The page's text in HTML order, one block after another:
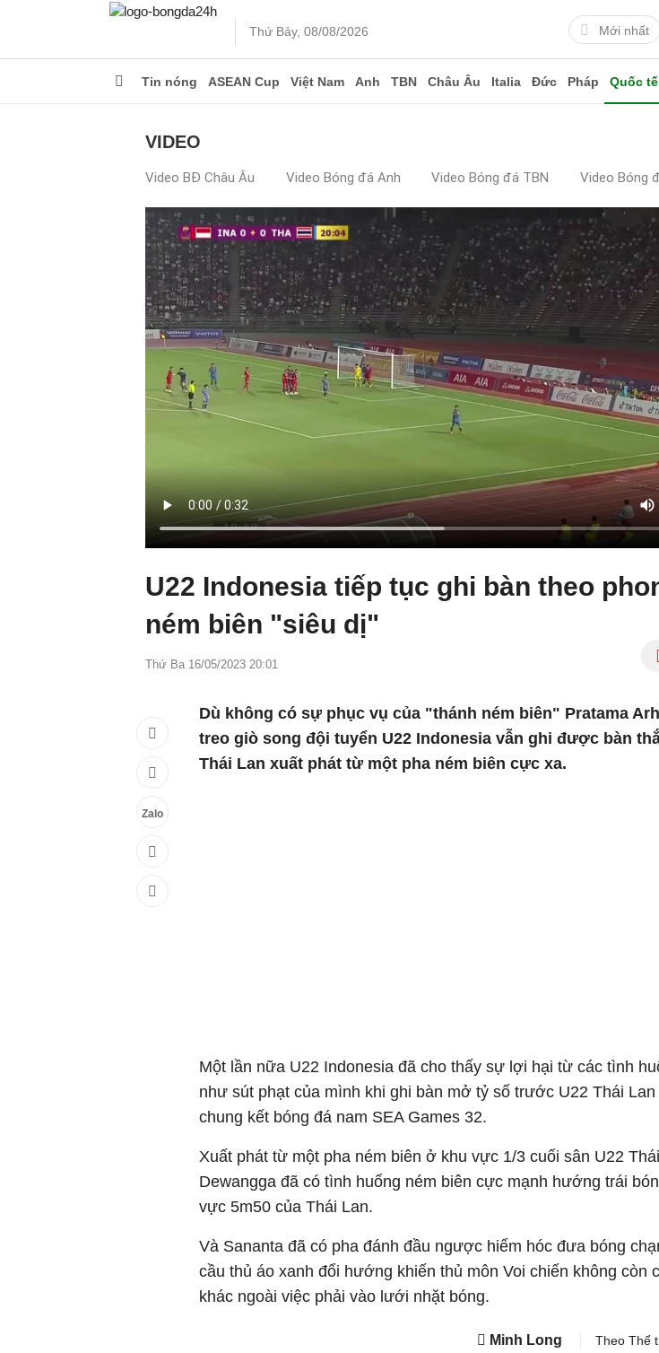
Thứ Bảy, 08/08/2026 Mới nhất
Tin nóng ASEAN Cup Việt Nam Anh TBN Châu Âu Italia Đức Pháp Quốc tế
VIDEO
Video BĐ Châu Âu Video Bóng đá Anh Video Bóng đá TBN Video Bóng
U22 Indonesia tiếp tục ghi bàn theo
ném biên "siêu dị"
Thứ Ba 16/05/2023 20:01
Zalo
Dù không có sự phục vụ của "thánh ném biên" Pratama
treo giò song đội tuyển U22 Indonesia vẫn ghi được bàn
Thái Lan xuất phát từ một pha ném biên cực xa.
Một lần nữa U22 Indonesia đã cho thấy sự lợi hại từ các tình
như sút phạt của mình khi ghi bàn mở tỷ số trước U22 Thái Lan
chung kết bóng đá nam SEA Games 32.
Xuất phát từ một pha ném biên ở khu vực 1/3 cuối sân U22
Dewangga đã có tình huống ném biên cực mạnh hướng trái
vực 5m50 của Thái Lan.
Và Sananta đã có pha đánh đầu ngược hiểm hóc đưa bóng
cầu thủ áo xanh đổi hướng khiến thủ môn Voi chiến không còn
khác ngoài việc phải vào lưới nhặt bóng.
Minh Long Theo Thể